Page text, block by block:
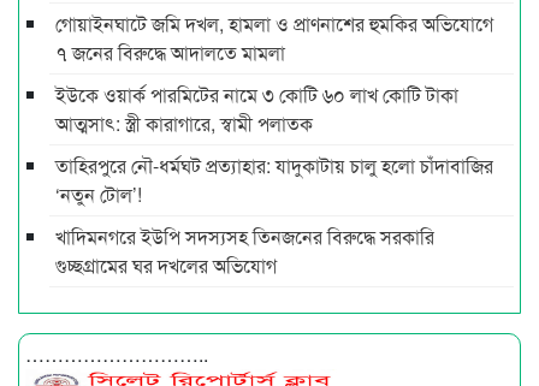
গোয়াইনঘাটে জমি দখল, হামলা ও প্রাণনাশের হুমকির অভিযোগে
৭ জনের বিরুদ্ধে আদালতে মামলা
ইউকে ওয়ার্ক পারমিটের নামে ৩ কোটি ৬০ লাখ কোটি টাকা
আত্মসাৎ: স্ত্রী কারাগারে, স্বামী পলাতক
তাহিরপুরে নৌ-ধর্মঘট প্রত্যাহার: যাদুকাটায় চালু হলো চাঁদাবাজির
‘নতুন টোল’!
খাদিমনগরে ইউপি সদস্যসহ তিনজনের বিরুদ্ধে সরকারি
গুচ্ছগ্রামের ঘর দখলের অভিযোগ
………………………..